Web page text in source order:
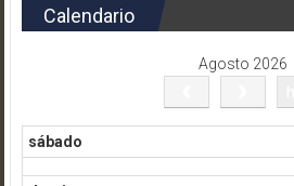
Calendario
Agosto 2026
sábado